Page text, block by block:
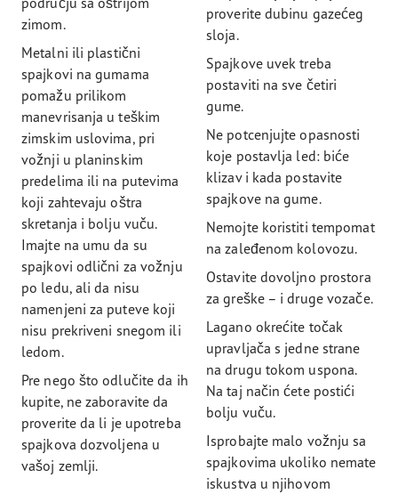
zimom.
Metalni ili plastični
spajkovi na gumama
pomažu prilikom
manevrisanja u teškim
zimskim uslovima, pri
vožnji u planinskim
predelima ili na putevima
koji zahtevaju oštra
skretanja i bolju vuču.
Imajte na umu da su
spajkovi odlični za vožnju
po ledu, ali da nisu
namenjeni za puteve koji
nisu prekriveni snegom ili
ledom.
Pre nego što odlučite da ih
kupite, ne zaboravite da
proverite da li je upotreba
spajkova dozvoljena u
vašoj zemlji.
proverite dubinu gazećeg
sloja.
Spajkove uvek treba
postaviti na sve četiri
gume.
Ne potcenjujte opasnosti
koje postavlja led: biće
klizav i kada postavite
spajkove na gume.
Nemojte koristiti tempomat
na zaleđenom kolovozu.
Ostavite dovoljno prostora
za greške – i druge vozače.
Lagano okrećite točak
upravljača s jedne strane
na drugu tokom uspona.
Na taj način ćete postići
bolju vuču.
Isprobajte malo vožnju sa
spajkovima ukoliko nemate
iskustva u njihovom